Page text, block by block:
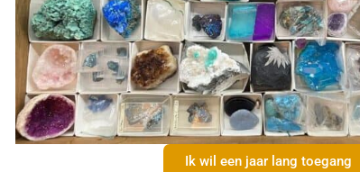
Ik wil een jaar lang toegang